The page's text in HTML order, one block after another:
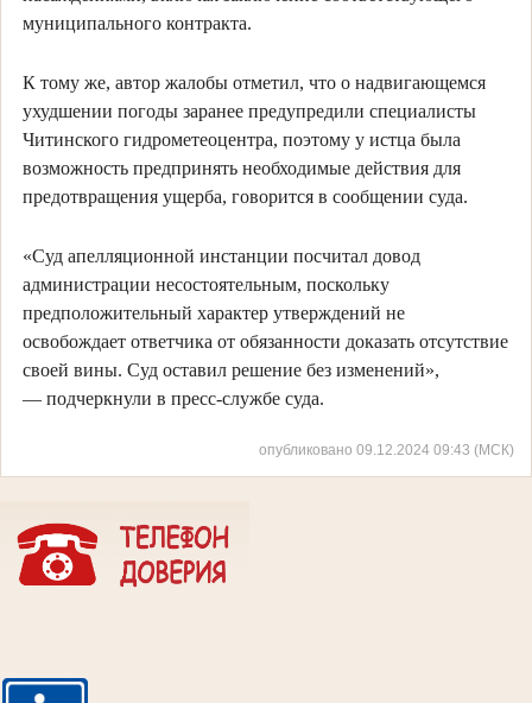
муниципального контракта.
К тому же, автор жалобы отметил, что о надвигающемся
ухудшении погоды заранее предупредили специалисты
Читинского гидрометеоцентра, поэтому у истца была
возможность предпринять необходимые действия для
предотвращения ущерба, говорится в сообщении суда.
«Суд апелляционной инстанции посчитал довод
администрации несостоятельным, поскольку
предположительный характер утверждений не
освобождает ответчика от обязанности доказать отсутствие
своей вины. Суд оставил решение без изменений»,
— подчеркнули в пресс-службе суда.
опубликовано 09.12.2024 09:43 (МСК)